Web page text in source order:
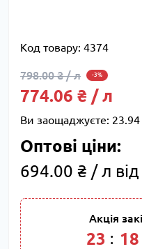
Код товару: 4374
798.00 ₴ / л -3%
774.06 ₴ / л
Ви заощаджуєте: 23.94
Оптові ціни:
694.00 ₴ / л від
Акція
23 18